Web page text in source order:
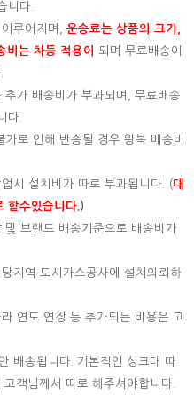
니다.
루어지며, 운송료는 상품의 크기,
비는 차등 적용이
되며 무료배송이
가 배송비가 부과되며, 무료배송
다.
로 인해 반송될 경우 왕복 배송비
시 설치비가 따로 부과됩니다. (대
할수있습니다. )
브랜드 배송기준으로 배송비가
지역 도시가스공사에 설치의뢰하
연도 연장 등 추가되는 비용은 고
배송됩니다. 기본적인 싱크대 따
객님께서 따로 해주셔야합니다.